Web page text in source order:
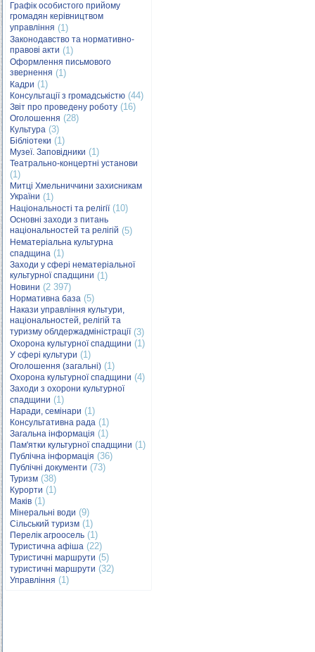
Графік особистого прийому
громадян керівництвом
управління (1)
Законодавство та нормативно-
правові акти (1)
Оформлення письмового
звернення (1)
Кадри (1)
Консультації з громадськістю (44)
Звіт про проведену роботу (16)
Оголошення (28)
Культура (3)
Бібліотеки (1)
Музеї. Заповідники (1)
Театрально-концертні установи
(1)
Митці Хмельниччини захисникам
України (1)
Національності та релігії(10)
Основні заходи з питань
національностей та релігій (5)
Нематеріальна культурна
спадщина (1)
Заходи у сфері нематеріальної
культурної спадщини (1)
Новини (2 397)
Нормативна база (5)
Накази управління культури,
національностей, релігій та
туризму облдержадміністрації(3)
Охорона культурної спадщини (1)
У сфері культури (1)
Оголошення (загальні) (1)
Охорона культурної спадщини (4)
Заходи з охорони культурної
спадщини (1)
Наради, семінари (1)
Консультативна рада (1)
Загальна інформація (1)
Пам'ятки культурної спадщини (1)
Публічна інформація (36)
Публічні документи (73)
Туризм (38)
Курорти (1)
Маків (1)
Мінеральні води (9)
Сільський туризм (1)
Перелік агроосель (1)
Туристична афіша (22)
Туристичні маршрути (5)
туристичні маршрути (32)
Управління (1)